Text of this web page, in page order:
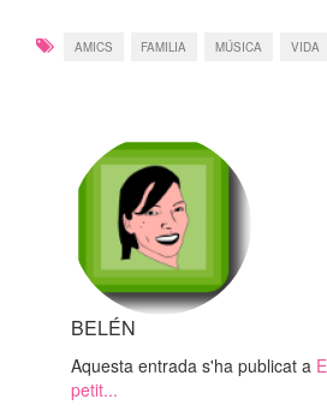
AMICS FAMILIA MÚSICA VIDA
BELÉN
Aquesta entrada s'ha publicat a
petit...